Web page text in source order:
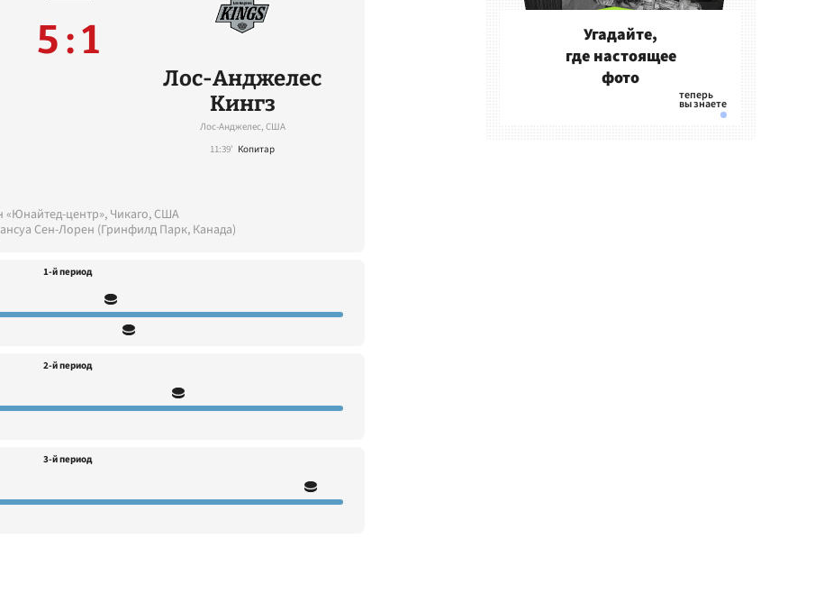
5 : 1
Лос-Анджелес
Кингз
Лос-Анджелес, США
11:39' Копитар
«Юнайтед-центр», Чикаго, США
Сен-Лорен (Гринфилд Парк, Канада)
1-й период
2-й период
3-й период
Угадайте,
где настоящее
фото